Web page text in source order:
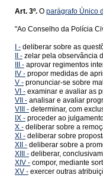
Art. 3º. O parágrafo Único
"Ao Conselho da Polícia
I - deliberar sobre as
II - zelar pela observância
III - aprovar regimentos
IV - propor medidas de
V - pronunciar-se sobre
VI - examinar e avaliar as
VII - analisar e avaliar
VIII - determinar, com
IX - proceder ao
X - deliberar sobre a
XI - deliberar sobre
XII - deliberar sobre a
XIII - deliberar,
XIV - compor, mediante
XV - exercer outras